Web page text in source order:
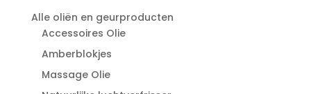
Alle oliën en geurproducten
Accessoires Olie
Amberblokjes
Massage Olie